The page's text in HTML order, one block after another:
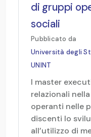
di gruppi
sociali
Pubblicato da
Università degli
UNINT
l master
relazionali
operanti nelle
discenti lo
all’utilizzo di